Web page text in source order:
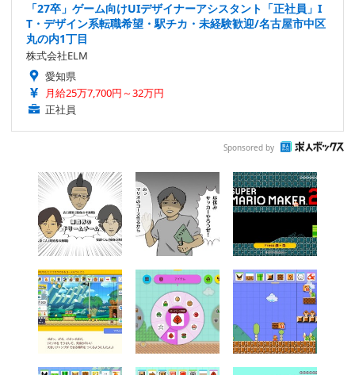
「27卒」ゲーム向けUIデザイナーアシスタント「正社員」I
T・デザイン系転職希望・駅チカ・未経験歓迎/名古屋市中区
丸の内1丁目
株式会社ELM
愛知県
月給25万7,700円～32万円
正社員
Sponsored by